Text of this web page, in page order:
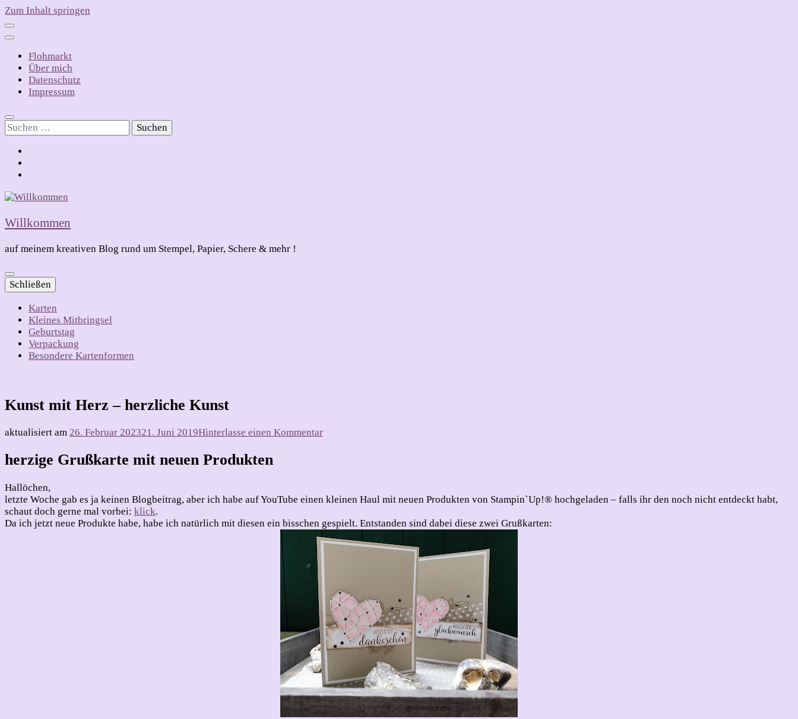
Zum Inhalt springen
Flohmarkt
Über mich
Datenschutz
Impressum
Suchen
nach:
Willkommen
auf meinem kreativen Blog rund um Stempel, Papier, Schere & mehr !
Schließen
Karten
Kleines Mitbringsel
Geburtstag
Verpackung
Besondere Kartenformen
Kunst mit Herz – herzliche Kunst
aktualisiert am 26. Februar 202321. Juni 2019Hinterlasse einen Kommentarzu
Kunst
herzige Grußkarte mit neuen Produkten
Hallöchen,
letzte Woche gab es ja keinen Blogbeitrag, aber ich habe auf YouTube einen kleinen Haul mit neuen Produkten von Stampin`Up!® hochgeladen – falls ihr den noch nicht entdeckt habt,
schaut doch gerne mal vorbei: klick.
Da ich jetzt neue Produkte habe, habe ich natürlich mit diesen ein bisschen gespielt. Entstanden sind dabei diese zwei Grußkarten: